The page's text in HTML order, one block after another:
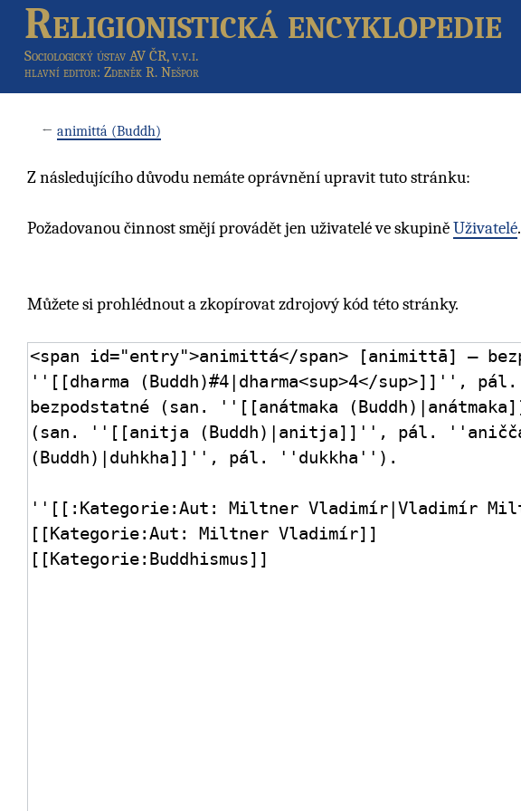
Religionistická encyklopedie
Sociologický ústav AV ČR, v.v.i.
hlavní editor: Zdeněk R. Nešpor
← animittá (Buddh)
Z následujícího důvodu nemáte oprávnění upravit tuto stránku:
Požadovanou činnost smějí provádět jen uživatelé ve skupiněUživatelé.
Můžete si prohlédnout a zkopírovat zdrojový kód této stránky.